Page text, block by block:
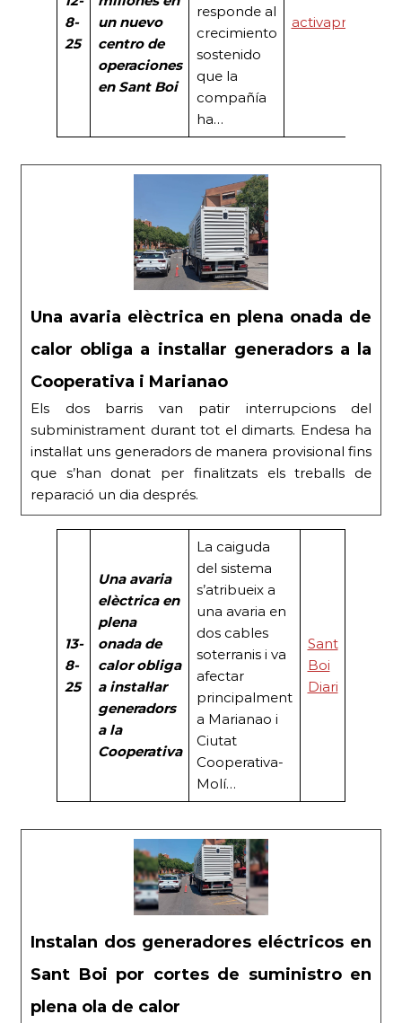
8-
25
un nuevo
centro de
operaciones
en Sant Boi
responde al
crecimiento
sostenido
que la
compañía
ha…
Una avaria elèctrica en plena onada de
calor obliga a instal·lar generadors a la
Cooperativa i Marianao
Els dos barris van patir interrupcions del
subministrament durant tot el dimarts. Endesa ha
instal·lat uns generadors de manera provisional fins
que s’han donat per finalitzats els treballs de
reparació un dia després.
13-
8-
25
Una avaria
elèctrica en
plena
onada de
calor obliga
a instal·lar
generadors
a la
Cooperativa
La caiguda
del sistema
s’atribueix a
una avaria en
dos cables
soterranis i va
afectar
principalment
a Marianao i
Ciutat
Cooperativa-
Molí…
Sant
Boi
Diari
Instalan dos generadores eléctricos en
Sant Boi por cortes de suministro en
plena ola de calor